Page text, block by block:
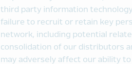
third party information
failure to recruit or retain key
network, including potential
consolidation of our distributors
may adversely affect our ability